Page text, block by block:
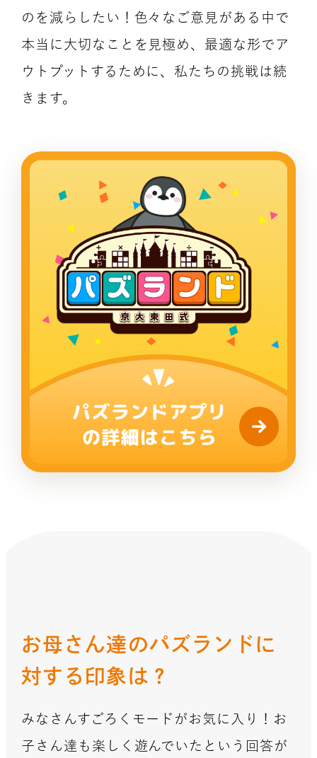
のを減らしたい！色々なご意見がある中で
本当に大切なことを見極め、最適な形でア
ウトプットするために、私たちの挑戦は続
きます。
お母さん達のパズランドに
対する印象は？
みなさんすごろくモードがお気に入り！お
子さん達も楽しく遊んでいたという回答が